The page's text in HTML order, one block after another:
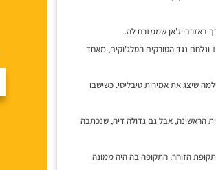
באזרבייג'אן שממזרח לה.
דויד הבונה, סבה של תמר, היה מיסדה ומאחדה של גאורגיה העצמאית בראשית המאה ה-12 ונלחם נגד הטורקים הסלג'וקים, מאחד
שיצג את אמירות טיבליסי. כשישבו
הראשונה, אבל גם גדולה דיה, שנכתבה
הזוהר, התקופה בה היה ממונה